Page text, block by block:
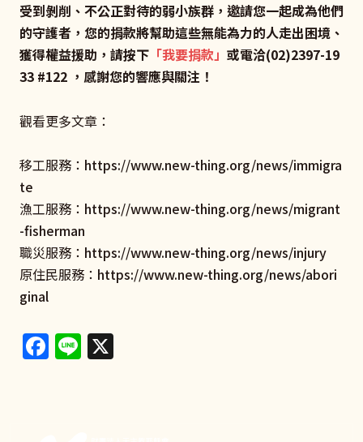
受到剝削、不公正對待的弱小族群，邀請您一起成為他們
的守護者，您的捐款將幫助這些無能為力的人走出困境、
獲得權益援助，請按下 「我要捐款」 或電洽(02)2397-19
33 #122 ，感謝您的響應與關注！
觀看更多文章：
移工服務： https://www.new-thing.org/news/immigra
te
漁工服務： https://www.new-thing.org/news/migrant
-fisherman
職災服務： https://www.new-thing.org/news/injury
原住民服務： https://www.new-thing.org/news/abori
ginal
Facebook
Line